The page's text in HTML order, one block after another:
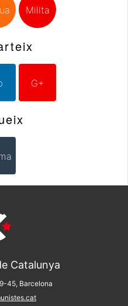
Milita
G+
Catalunya
45, Barcelona